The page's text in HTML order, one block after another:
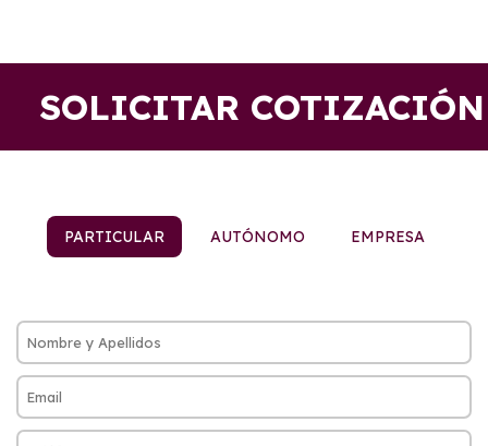
SOLICITAR COTIZACIÓN
PARTICULAR AUTÓNOMO EMPRESA